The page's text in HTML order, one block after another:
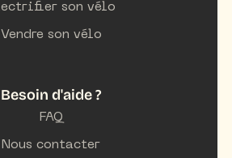
son vélo
Vendre son vélo
Besoin d'aide ?
FAQ
Nous contacter